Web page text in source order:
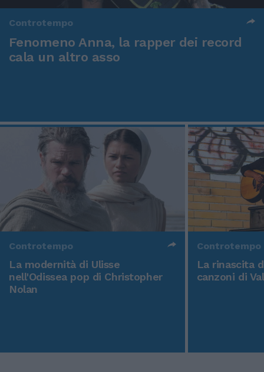
Controtempo
Fenomeno Anna, la rapper dei record
cala un altro asso
Controtempo
La modernità di Ulisse
nell'Odissea pop di Christopher
Nolan
Controtempo
La rinascita
canzoni di